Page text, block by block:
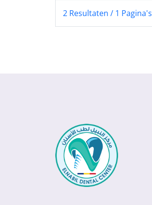
2 Resultaten / 1 Pagina's